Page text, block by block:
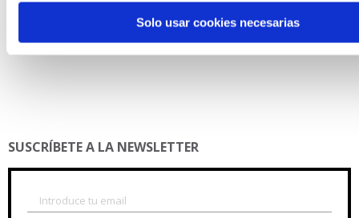
Solo usar cookies necesarias
Misura Studio – Santos Alicante
SUSCRÍBETE A LA NEWSLETTER